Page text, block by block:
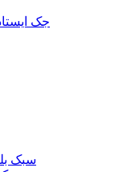
جک
سبک